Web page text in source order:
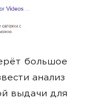
большое
анализ
выдачи для